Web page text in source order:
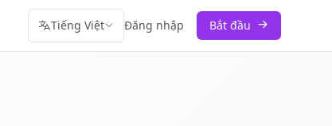
Tiếng Việt Đăng nhập Bắt đầu